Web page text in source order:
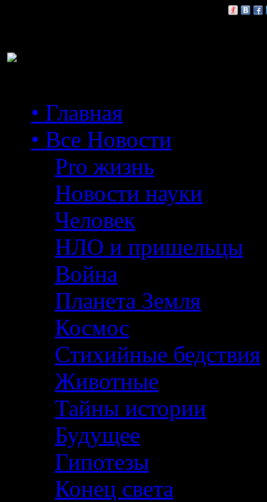
• Главная
• Все Новости
Pro жизнь
Новости науки
Человек
НЛО и пришельцы
Война
Планета Земля
Космос
Стихийные бедствия
Животные
Тайны истории
Будущее
Гипотезы
Конец света